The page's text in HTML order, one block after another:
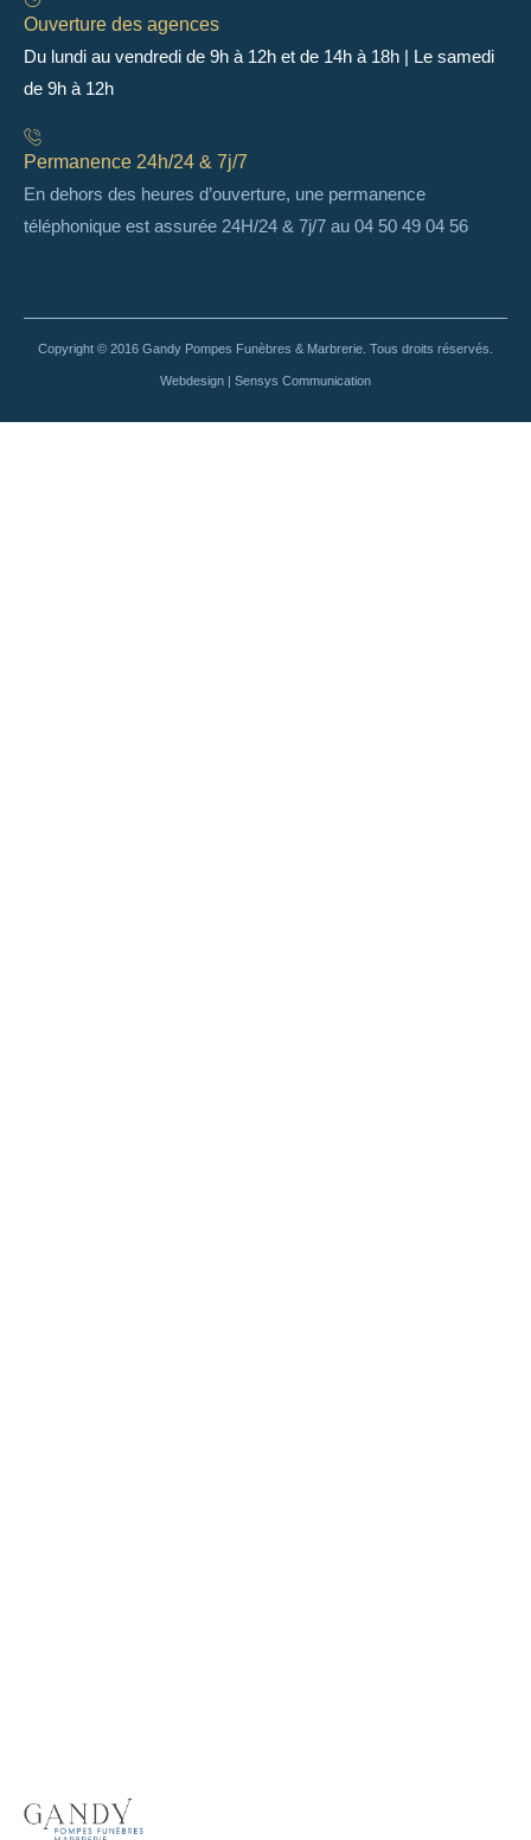
Ouverture des agences
Du lundi au vendredi de 9h à 12h et de 14h à 18h | Le samedi
de 9h à 12h
Permanence 24h/24 & 7j/7
En dehors des heures d’ouverture, une permanence
téléphonique est assurée 24H/24 & 7j/7 au 04 50 49 04 56
Copyright © 2016 Gandy Pompes Funèbres & Marbrerie. Tous droits réservés.
Webdesign | Sensys Communication